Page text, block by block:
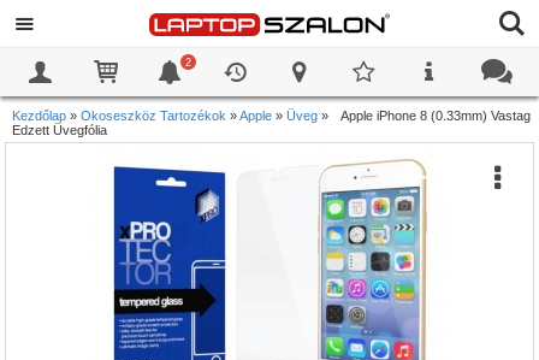
2
Kezdőlap » Okoseszköz Tartozékok »Apple » Üveg »
Apple iPhone 8 (0.33mm) Vastag
Edzett Üvegfólia
0
0